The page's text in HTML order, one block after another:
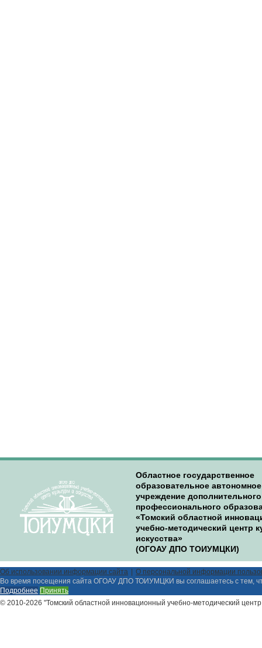
Областное государственное
образовательное автономное
учреждение дополнительного
профессионального
«Томский областной
учебно-методический центр
искусства»
(ОГОАУ ДПО ТОИУМЦКИ)
Об использовании информации сайта
О персональной информации
Во время посещения сайта ОГОАУ ДПО ТОИУМЦКИ вы соглашаетесь с тем,
Подробнее Принять
© 2010-2026 "Томский областной инновационный учебно-методический центр